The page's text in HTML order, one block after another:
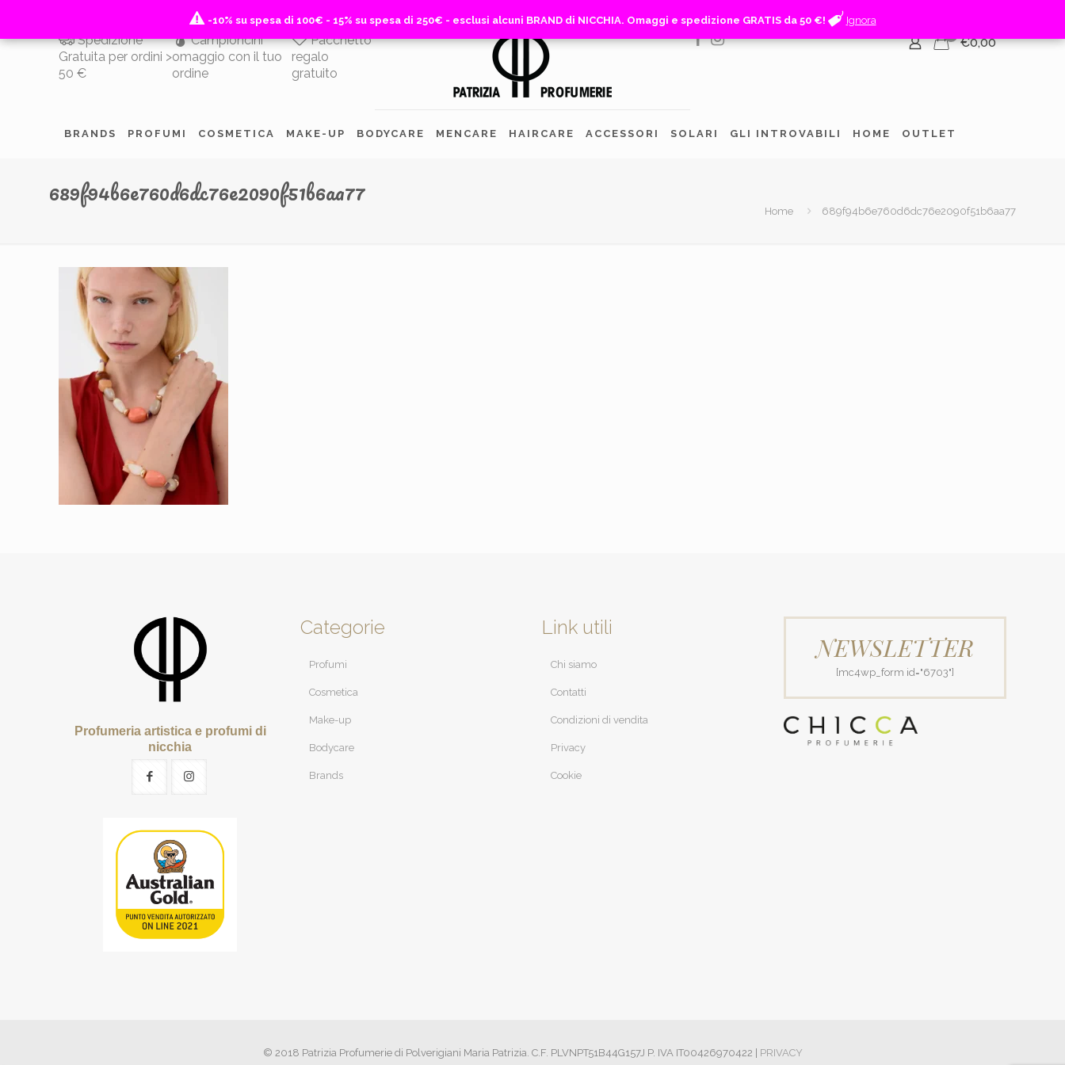
Spedizione
Gratuita per ordini >
50 €
Campioncini
omaggio con il tuo
ordine
Pacchetto
regalo
gratuito
BRANDS PROFUMI COSMETICA MAKE-UP BODYCARE MENCARE HAIRCARE ACCESSORI SOLARI GLI INTROVABILI HOME OUTLET
€0,00
689f94b6e760d6dc76e2090f51b6aa77
Home 689f94b6e760d6dc76e2090f51b6aa77
Profumeria artistica e profumi di
nicchia
Categorie
Profumi
Cosmetica
Make-up
Bodycare
Brands
Link utili
Chi siamo
Contatti
Condizioni di vendita
Privacy
Cookie
NEWSLETTER
[mc4wp_form id="6703"]
© 2018 Patrizia Profumerie di Polverigiani Maria Patrizia. C.F. PLVNPT51B44G157J P. IVA IT00426970422 | PRIVACY
-10% su spesa di 100€ - 15% su spesa di 250€ - esclusi alcuni BRAND di NICCHIA. Omaggi e spedizione GRATIS da 50 €! Ignora
-10% su spesa di 100€ - 15% su spesa di 250€ - esclusi alcuni BRAND di NICCHIA. Omaggi e spedizione GRATIS da 50 €! Ignora